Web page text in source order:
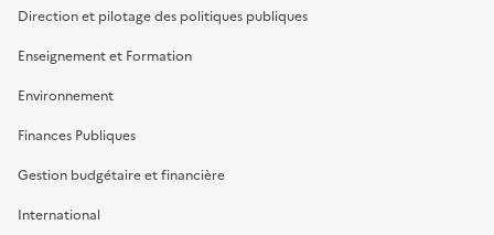
Direction et pilotage des politiques publiques
Enseignement et Formation
Environnement
Finances Publiques
Gestion budgétaire et financière
International